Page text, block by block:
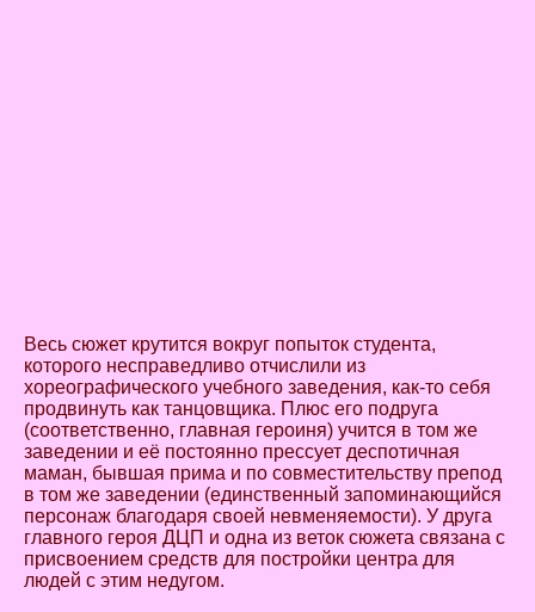
Весь сюжет крутится вокруг попыток студента,
которого несправедливо отчислили из
хореографического учебного заведения, как-то себя
продвинуть как танцовщика. Плюс его подруга
(соответственно, главная героиня) учится в том же
заведении и её постоянно прессует деспотичная
маман, бывшая прима и по совместительству препод
в том же заведении (единственный запоминающийся
персонаж благодаря своей невменяемости). У друга
главного героя ДЦП и одна из веток сюжета связана с
присвоением средств для постройки центра для
людей с этим недугом.